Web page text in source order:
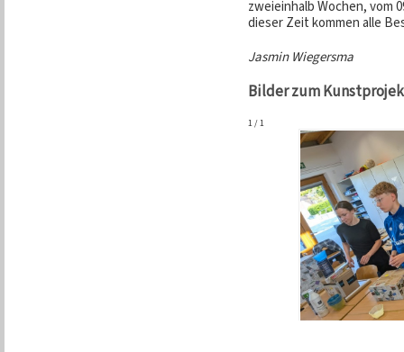
zweieinhalb Wochen, vom
dieser Zeit kommen alle
Jasmin Wiegersma
Bilder zum
1/1